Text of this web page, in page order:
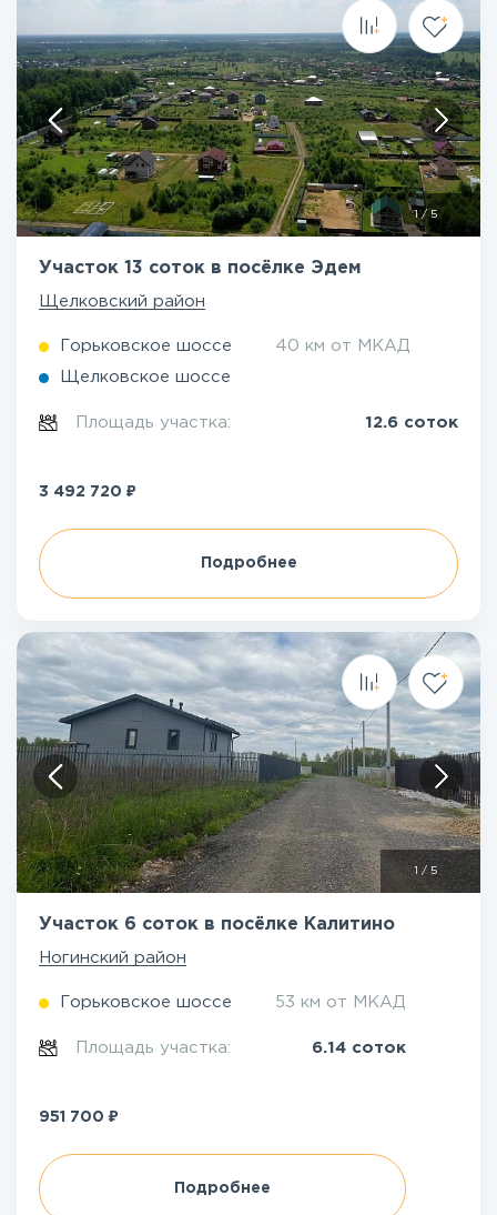
1/5
Участок 13 соток в посёлке Эдем
Щелковский район
Горьковское шоссе 40 км от МКАД
Щелковское шоссе
Площадь участка: 12.6 соток
3 492 720 ₽
Подробнее
/ 5
Участок 6 соток в посёлке Калитино
Ногинский район
Горьковское шоссе 53 км от МКАД
Площадь участка: 6.14 соток
951 700 ₽
Подробнее